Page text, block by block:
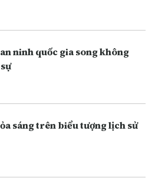
ninh quốc gia song không
sáng trên biểu tượng lịch sử